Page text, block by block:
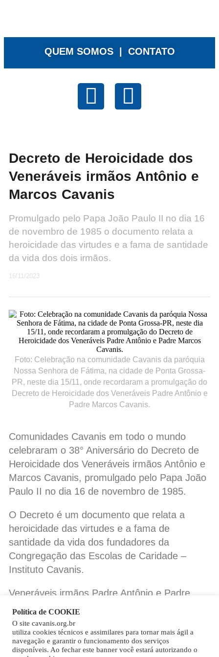
QUEM SOMOS | CONTATO
Decreto de Heroicidade dos
Veneráveis irmãos Antônio e
Marcos Cavanis
Promulgado pelo Papa João Paulo II no dia 16
de novembro de 1985 o documento relata a
heroicidade das virtudes e a fama de santidade
da vida dos dois irmãos.
16/11/2023
Foto: Celebração na comunidade Cavanis da paróquia
Nossa Senhora de Fátima, na cidade de Ponta Grossa-
PR, neste dia 15/11, onde recordaram a promulgação do
Decreto de Heroicidade dos Veneráveis Padre Antônio e
Padre Marcos Cavanis.
Comunidades Cavanis em todo o mundo
celebraram o 38° Aniversário do Decreto de
Heroicidade dos Veneráveis irmãos Antônio e
Marcos Cavanis, promulgado pelo Papa João
Paulo II no dia 16 de novembro de 1985.
O Decreto é um documento que relata a
heroicidade das virtudes e a fama de
santidade da vida dos fundadores da
Congregação das Escolas de Caridade –
Instituto Cavanis.
Veneráveis irmãos Padre Antônio e Padre
Marcos Cavanis intercedam por nós!
Copy
Link
Política de COOKIE
O site cavanis.org.br
utiliza cookies técnicos e assimilares para tornar mais ágil a
navegação e garantir o funcionamento dos serviços
disponíveis. Ao fechar este banner você estará autorizando o